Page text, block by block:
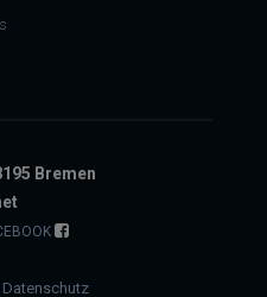
Bremen
Datenschutz